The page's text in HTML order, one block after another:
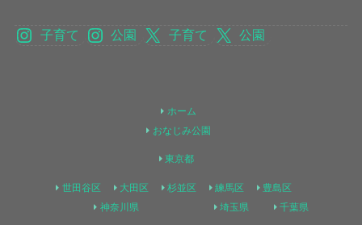
子育て 公園 子育て 公園
ホーム
おなじみ公園
東京都
世田谷区 大田区 杉並区 練馬区
豊島区
神奈川県
埼玉県 千葉県